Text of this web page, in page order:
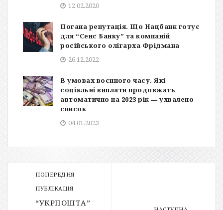
12.02.2020
Погана репутація. Що Нацбанк готує
для “Сенс Банку” та компаній
російського олігарха Фрідмана
26.12.2022
В умовах воєнного часу. Які
соціальні виплати продовжать
автоматично на 2023 рік ― ухвалено
список
04.01.2023
ПОПЕРЕДНЯ
ПУБЛІКАЦІЯ
“УКРПОШТА”